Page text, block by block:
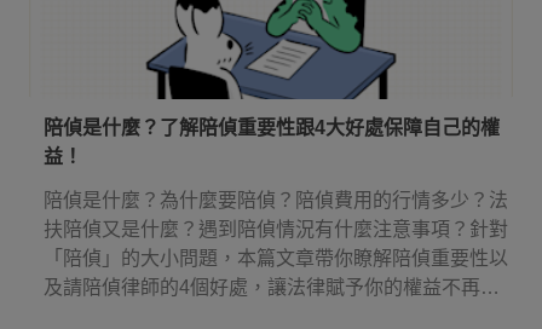
陪偵是什麼？了解陪偵重要性跟4大好處保障自己的權
益！
陪偵是什麼？為什麼要陪偵？陪偵費用的行情多少？法
扶陪偵又是什麼？遇到陪偵情況有什麼注意事項？針對
「陪偵」的大小問題，本篇文章帶你瞭解陪偵重要性以
及請陪偵律師的4個好處，讓法律賦予你的權益不再睡